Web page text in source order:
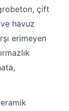
çift
havuz
erimeyen